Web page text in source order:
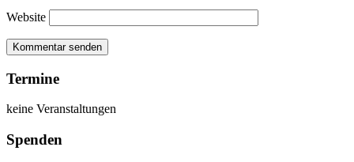
Website
Termine
keine Veranstaltungen
Spenden